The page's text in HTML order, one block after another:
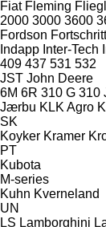
Fiat Fleming Fliegl
2000 3000 3600
Fordson Fortschritt
Indapp Inter-Tech
409 437 531 532
JST John Deere
6M 6R 310 G 310
Jærbu KLK Agro
SK
Koyker Kramer
PT
Kubota
M-series
Kuhn Kverneland
UN
LS Lamborghini